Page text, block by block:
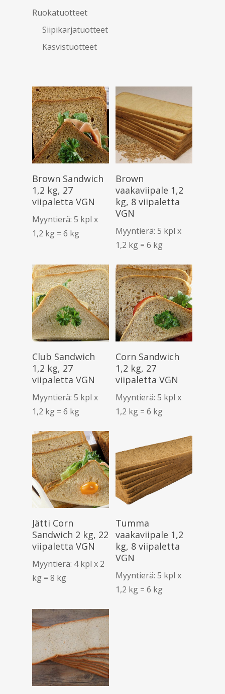
Ruokatuotteet
Siipikarjatuotteet
Kasvistuotteet
Lue Lisää
Brown Sandwich
1,2 kg, 27
viipaletta VGN
Myyntierä: 5 kpl x
1,2 kg = 6 kg
Brown
vaakaviipale 1,2
kg, 8 viipaletta
VGN
Myyntierä: 5 kpl x
1,2 kg = 6 kg
Lue Lisää
Club Sandwich
1,2 kg, 27
viipaletta VGN
Myyntierä: 5 kpl x
1,2 kg = 6 kg
Lue Lisää
Corn Sandwich
1,2 kg, 27
viipaletta VGN
Myyntierä: 5 kpl x
1,2 kg = 6 kg
Lue Lisää
Jätti Corn
Sandwich 2 kg, 22
viipaletta VGN
Myyntierä: 4 kpl x 2
kg = 8 kg
Tumma
vaakaviipale 1,2
kg, 8 viipaletta
VGN
Myyntierä: 5 kpl x
1,2 kg = 6 kg